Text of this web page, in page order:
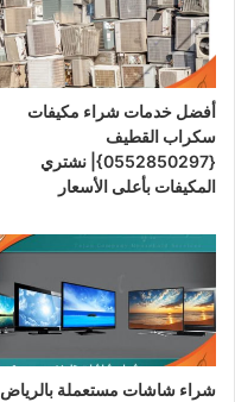
أفضل خدمات شراء مكيفات
سكراب القطيف
{0552850297}| نشتري
المكيفات بأعلى الأسعار
شراء شاشات مستعملة بالرياض